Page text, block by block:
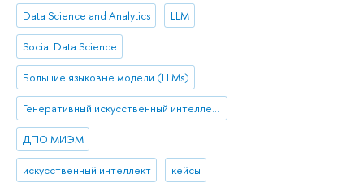
Data Science and Analytics LLM
Social Data Science
Большие языковые модели (LLMs)
Генеративный искусственный интеллект
ДПО МИЭМ
искусственный интеллект кейсы